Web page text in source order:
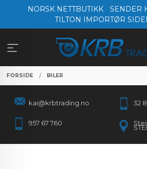
NORSK NETTBUTIKK
SENDER
TILTON IMPORTØR
FORSIDE BILER
kai@krbtrading.no 32
957 67 760